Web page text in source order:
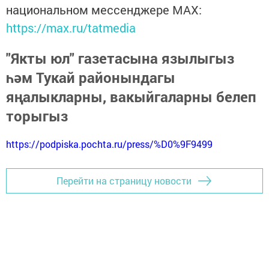
национальном мессенджере MАХ:
https://max.ru/tatmedia
"Якты юл" газетасына язылыгыз
һәм Тукай районындагы
яңалыкларны, вакыйгаларны белеп
торыгыз
https://podpiska.pochta.ru/press/%D0%9F9499
Перейти на страницу новости